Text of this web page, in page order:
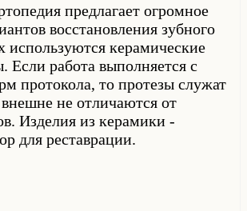
предлагает огромное
восстановления зубного
используются керамические
Если работа выполняется с
протокола, то протезы служат
не отличаются от
Изделия из керамики -
для реставрации.